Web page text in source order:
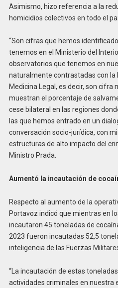
Asimismo, hizo referencia a la
homicidios colectivos en todo el
“Son cifras que hemos
tenemos en el Ministerio del
observatorios que tenemos en
naturalmente contrastadas con la
Medicina Legal, es decir, son cifra
muestran el porcentaje de
cese bilateral en las regiones
las que hemos entrado en un
conversación socio-jurídica, con
estructuras de alto impacto del
Ministro Prada.
Aumentó la incautación de
Respecto al aumento de la
Portavoz indicó que mientras en
incautaron 45 toneladas de
2023 fueron incautadas 52,5
inteligencia de las Fuerzas
“La incautación de estas
actividades criminales en nuestra